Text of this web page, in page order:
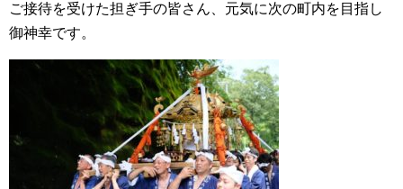
ご接待を受けた担ぎ手の皆さん、元気に次の町内を目指し
御神幸です。